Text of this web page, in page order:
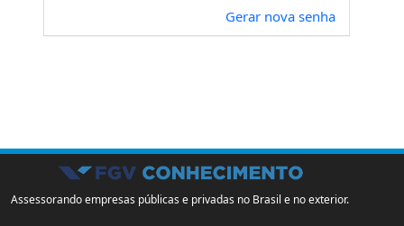
Gerar nova senha
Assessorando empresas públicas e privadas no Brasil e no exterior.